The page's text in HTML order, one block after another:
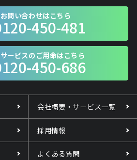
問い合わせはこちら
450-481
ービスのご用命はこちら
450-686
会社概要・サービス一覧
採用情報
よくある質問